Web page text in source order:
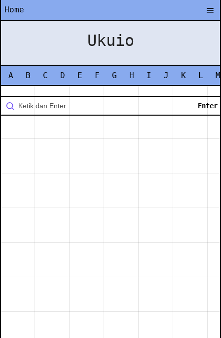
Home
Ukuio
A B C D E F G H I J K L M